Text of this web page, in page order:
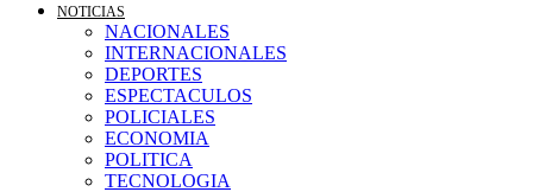
NOTICIAS
NACIONALES
INTERNACIONALES
DEPORTES
ESPECTACULOS
POLICIALES
ECONOMIA
POLITICA
TECNOLOGIA